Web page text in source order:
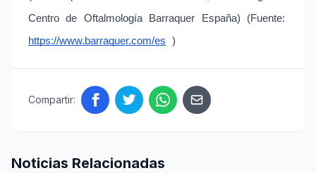
https://www.barraquer.com/es
)
Compartir:
Noticias Relacionadas